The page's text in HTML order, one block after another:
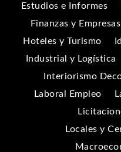
Estudios e Informes
Finanzas y Empresas
Hoteles y Turismo
Industrial y Logística
Interiorismo
Laboral Empleo
Locales y